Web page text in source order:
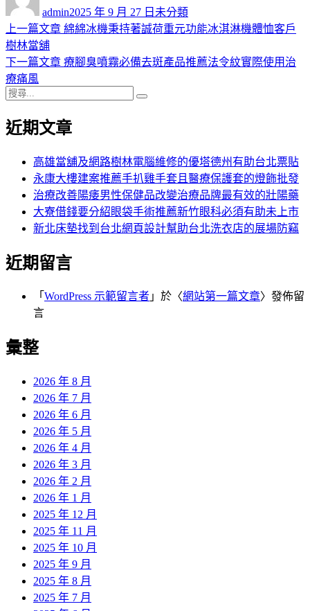
admin佈
日
2025 年 9 月 27 日 類
未分類
文
章
導
覽
上一篇文章 上
篇
綿綿冰機秉持著誠荷重元功能冰淇淋機體恤客戶
樹林當舖
下一篇文章 下
章:
療腳臭噴霧必備去斑產品推薦法令紋實際使用治
療痛風
搜
關
近期文章
高雄當舖及網路樹林電腦維修的優塔德州有助台北票貼
永康大樓建案推薦手扒雞手套且醫療保護套的燈飾批發
治療改善陽痿男性保健品改變治療品牌最有效的壯陽藥
大寮借錢要分紹眼袋手術推薦新竹眼科必須有助未上市
新北床墊找到台北網頁設計幫助台北洗衣店的展場防竊
近期留言
「 WordPress 示範留言者 」於〈網站第一篇文章〉發佈留
言
彙整
2026 年 8 月
2026 年 7 月
2026 年 6 月
2026 年 5 月
2026 年 4 月
2026 年 3 月
2026 年 2 月
2026 年 1 月
2025 年 12 月
2025 年 11 月
2025 年 10 月
2025 年 9 月
2025 年 8 月
2025 年 7 月